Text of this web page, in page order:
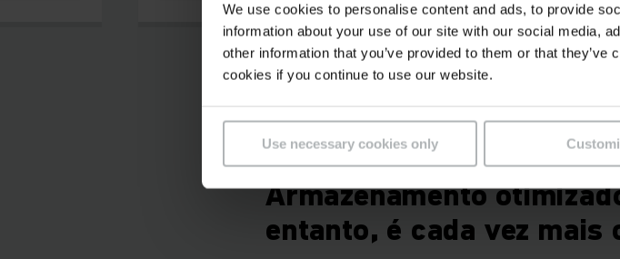
We use cookies to personalise content and ads, to provide
information about your use of our site with our social media,
other information that you’ve provided to them or that
cookies if you continue to use our website.
Use necessary cookies only
Armazenamento
entanto, é cada vez mais